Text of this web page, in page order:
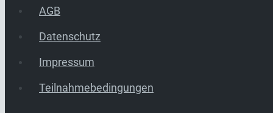
AGB
Datenschutz
Impressum
Teilnahmebedingungen